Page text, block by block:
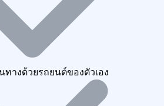
ทางด้วยรถยนต์ของตัวเอง